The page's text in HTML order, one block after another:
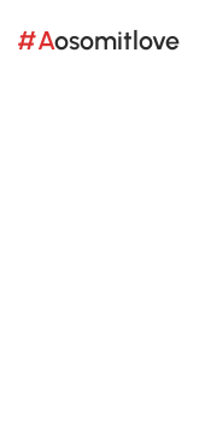
#Aosomitlove